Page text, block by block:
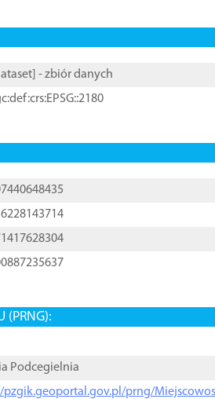
] - zbiór danych
(PRNG):
Podcegielnia
pzgik.geoportal.gov.pl/prng/